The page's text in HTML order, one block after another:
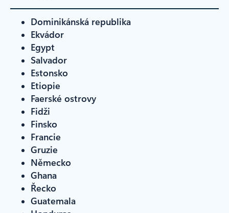
Dominikánská republika
Ekvádor
Egypt
Salvador
Estonsko
Etiopie
Faerské ostrovy
Fidži
Finsko
Francie
Gruzie
Německo
Ghana
Řecko
Guatemala